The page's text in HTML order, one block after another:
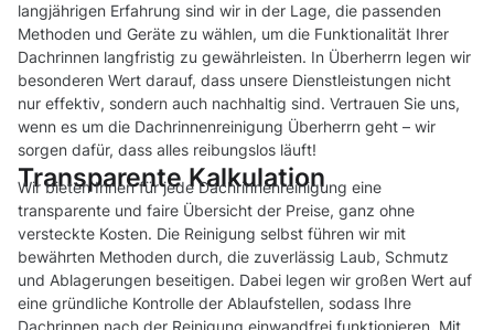
langjährigen Erfahrung sind wir in der Lage, die passenden
Methoden und Geräte zu wählen, um die Funktionalität Ihrer
Dachrinnen langfristig zu gewährleisten. In Überherrn legen wir
besonderen Wert darauf, dass unsere Dienstleistungen nicht
nur effektiv, sondern auch nachhaltig sind. Vertrauen Sie uns,
wenn es um die Dachrinnenreinigung Überherrn geht – wir
sorgen dafür, dass alles reibungslos läuft!
Transparente Kalkulation
Wir bieten Ihnen für jede Dachrinnenreinigung eine
transparente und faire Übersicht der Preise, ganz ohne
versteckte Kosten. Die Reinigung selbst führen wir mit
bewährten Methoden durch, die zuverlässig Laub, Schmutz
und Ablagerungen beseitigen. Dabei legen wir großen Wert auf
eine gründliche Kontrolle der Ablaufstellen, sodass Ihre
Dachrinnen nach der Reinigung einwandfrei funktionieren. Mit